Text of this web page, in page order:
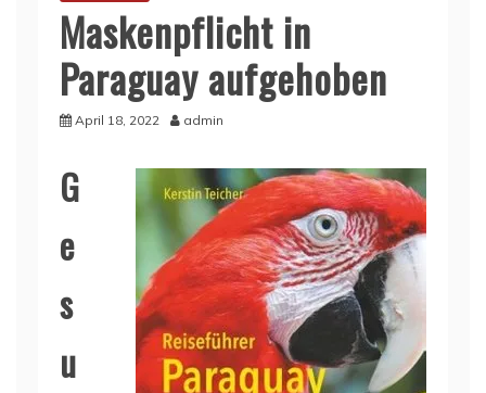
Maskenpflicht in
Paraguay aufgehoben
April 18, 2022 admin
G
e
s
u